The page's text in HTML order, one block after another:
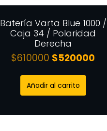
Batería Varta Blue 1000 /
Caja 34 / Polaridad
Derecha
$610000 $520000
Añadir al carrito